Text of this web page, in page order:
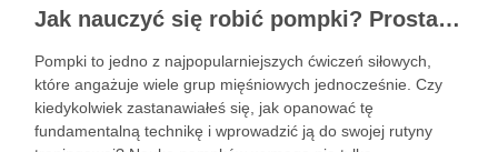
Jak nauczyć się robić pompki? Prosta technika dla początkujących
Pompki to jedno z najpopularniejszych ćwiczeń siłowych,
które angażuje wiele grup mięśniowych jednocześnie. Czy
kiedykolwiek zastanawiałeś się, jak opanować tę
fundamentalną technikę i wprowadzić ją do swojej rutyny